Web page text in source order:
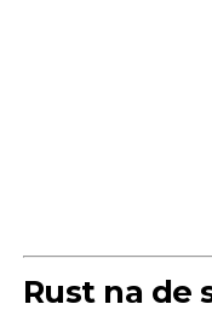
Rust na de